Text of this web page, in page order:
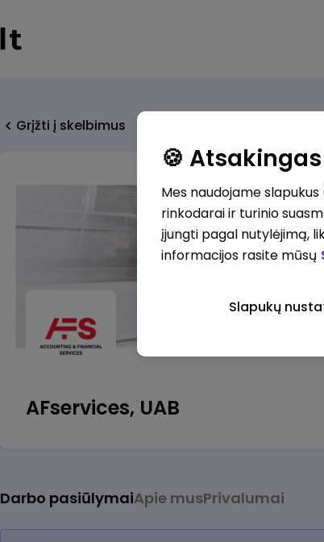
Grįžti į skelbimus
AFservices, UAB
Darbo pasiūlymaiApie musPrivalumai
🍪
Mes naudojame
rinkodarai ir turinio
įjungti pagal nutylėjimą,
informacijos rasite mūsų
Slapukų